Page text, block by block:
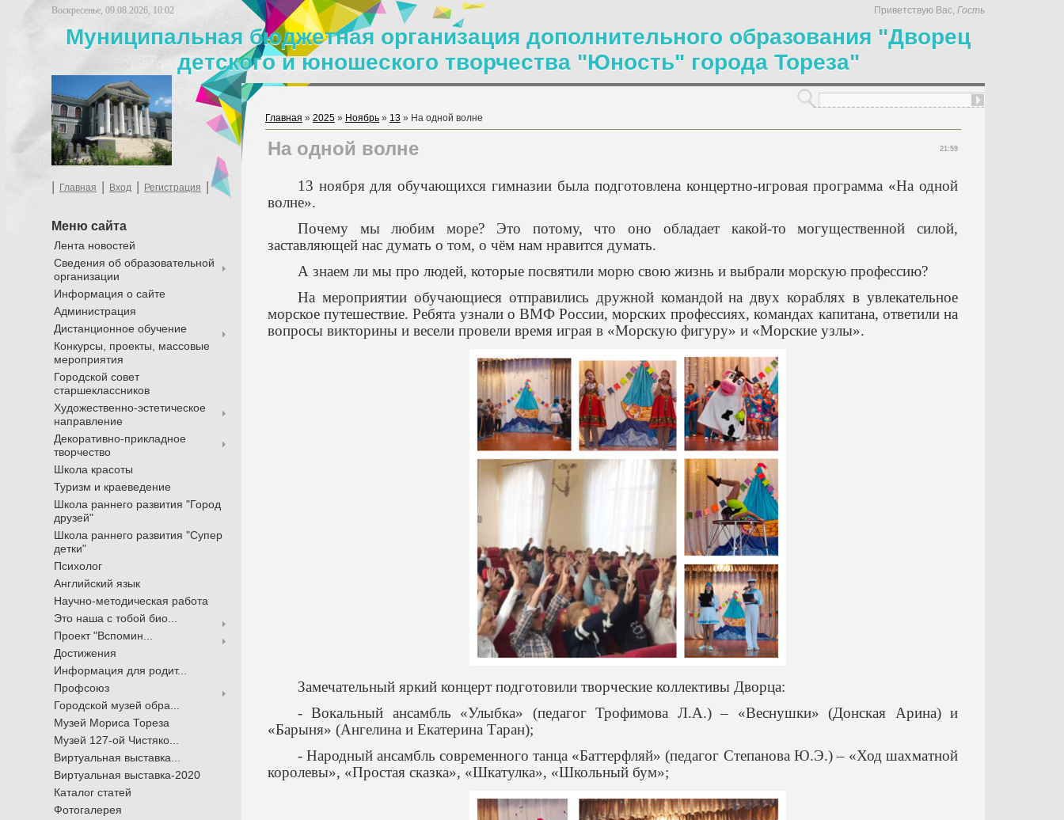
Воскресенье, 09.08.2026, 10:02 Приветствую Вас, Гость
Муниципальная бюджетная организация дополнительного образования "Дворец
детского и юношеского творчества "Юность" города Тореза"
| Главная | Вход | Регистрация |
Меню сайта
Лента новостей
Сведения об образовательной
организации
Информация о сайте
Администрация
Дистанционное обучение
Конкурсы, проекты, массовые
мероприятия
Городской совет
старшеклассников
Художественно-эстетическое
направление
Декоративно-прикладное
творчество
Школа красоты
Туризм и краеведение
Школа раннего развития "Город
друзей"
Школа раннего развития "Супер
детки"
Психолог
Английский язык
Научно-методическая работа
Это наша с тобой био...
Проект "Вспомин...
Достижения
Информация для родит...
Профсоюз
Городской музей обра...
Музей Мориса Тореза
Музей 127-ой Чистяко...
Виртуальная выставка...
Виртуальная выставка-2020
Каталог статей
Фотогалерея
Главная » 2025 » Ноябрь » 13 » На одной волне
21:59
На одной волне
13 ноября для обучающихся гимназии была подготовлена концертно-игровая программа «На одной
волне».
Почему мы любим море? Это потому, что оно обладает какой-то могущественной силой,
заставляющей нас думать о том, о чём нам нравится думать.
А знаем ли мы про людей, которые посвятили морю свою жизнь и выбрали морскую профессию?
На мероприятии обучающиеся отправились дружной командой на двух кораблях в увлекательное
морское путешествие. Ребята узнали о ВМФ России, морских профессиях, командах капитана, ответили на
вопросы викторины и весели провели время играя в «Морскую фигуру» и «Морские узлы».
Замечательный яркий концерт подготовили творческие коллективы Дворца:
- Вокальный ансамбль «Улыбка» (педагог Трофимова Л.А.) – «Веснушки» (Донская Арина) и
«Барыня» (Ангелина и Екатерина Таран);
- Народный ансамбль современного танца «Баттерфляй» (педагог Степанова Ю.Э.) – «Ход шахматной
королевы», «Простая сказка», «Шкатулка», «Школьный бум»;